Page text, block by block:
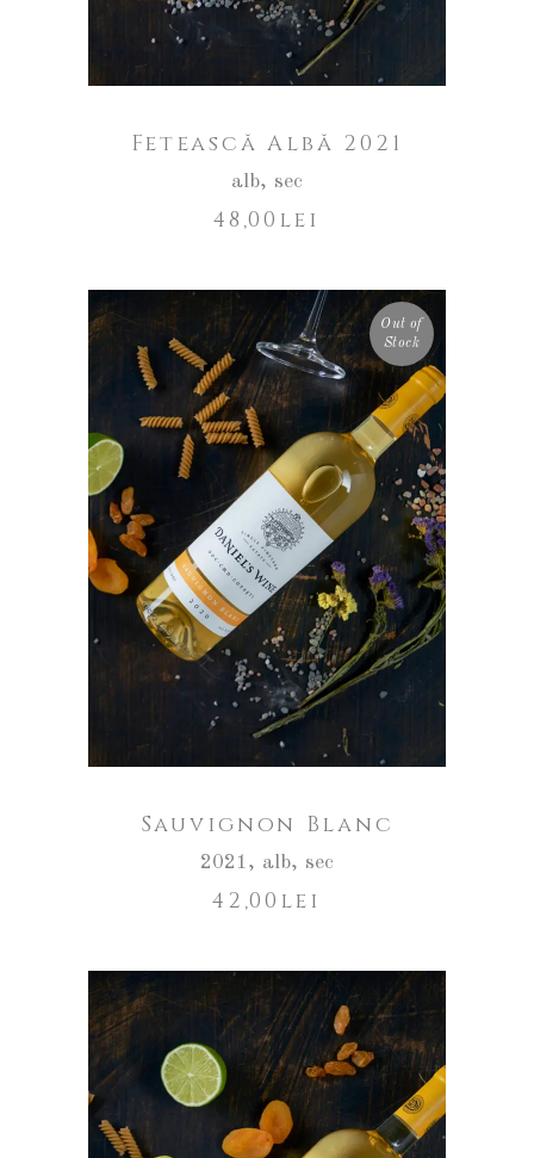
Fetească Albă 2021
alb, sec
48,00 lei
Out of
Stock
CITEȘTE MAI MULT
Sauvignon Blanc
2021, alb, sec
42,00 lei